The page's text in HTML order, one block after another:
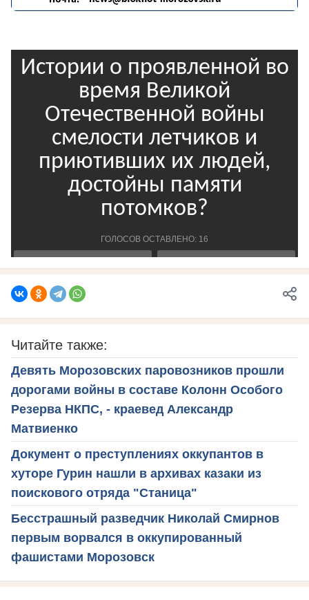
Читайте также:
Девять Морозовских паровозников прошли
дорогами войны в составе Колонн Особого
Резерва НКПС, - краевед Александр
Матвиенко
Документ о преступлениях оккупантов в
хуторе Гурин нашли в архивах казаки из
поискового отряда "Станица"
Бесстрашный разведчик Николай Смирнов
первым ворвался в оккупированный
фашистами Морозовск